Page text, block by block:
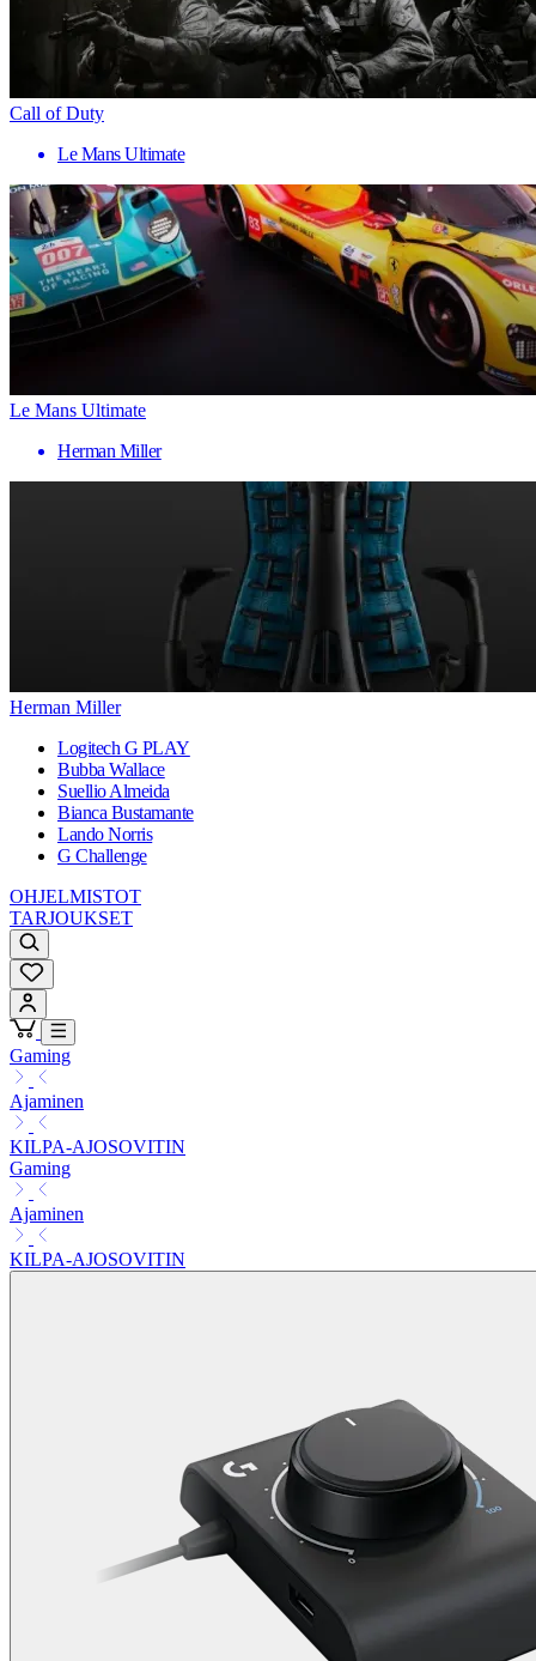
Call of Duty
Le Mans Ultimate
Le Mans Ultimate
Herman Miller
Herman Miller
Logitech G PLAY
Bubba Wallace
Suellio Almeida
Bianca Bustamante
Lando Norris
G Challenge
OHJELMISTOT
TARJOUKSET
Gaming
Ajaminen
KILPA-AJOSOVITIN
Gaming
Ajaminen
KILPA-AJOSOVITIN